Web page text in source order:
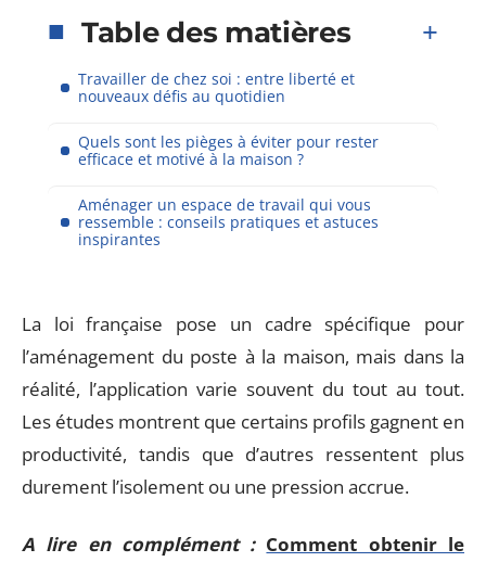
Table des matières
Travailler de chez soi : entre liberté et
nouveaux défis au quotidien
Quels sont les pièges à éviter pour rester
efficace et motivé à la maison ?
Aménager un espace de travail qui vous
ressemble : conseils pratiques et astuces
inspirantes
La loi française pose un cadre spécifique pour
l’aménagement du poste à la maison, mais dans la
réalité, l’application varie souvent du tout au tout.
Les études montrent que certains profils gagnent en
productivité, tandis que d’autres ressentent plus
durement l’isolement ou une pression accrue.
A lire en complément : Comment obtenir le